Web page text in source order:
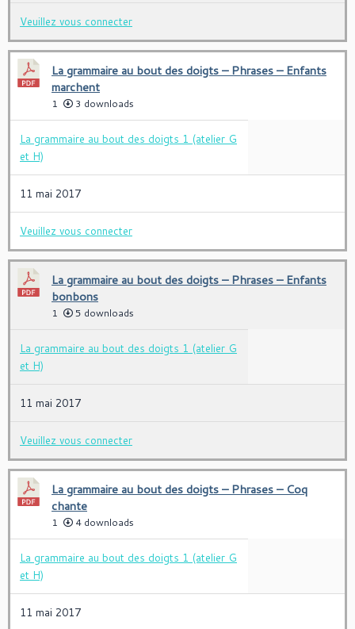
Veuillez vous connecter
La grammaire au bout des doigts – Phrases – Enfants
marchent
1 3 downloads
La grammaire au bout des doigts 1 (atelier G
et H)
11 mai 2017
Veuillez vous connecter
La grammaire au bout des doigts – Phrases – Enfants
bonbons
1 5 downloads
La grammaire au bout des doigts 1 (atelier G
et H)
11 mai 2017
Veuillez vous connecter
La grammaire au bout des doigts – Phrases – Coq
chante
1 4 downloads
La grammaire au bout des doigts 1 (atelier G
et H)
11 mai 2017